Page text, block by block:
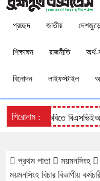
প্রচ্ছদ জাতীয়
শিক্ষাঙ্গন রাজনীতি অর্থ-
বিনোদন লাইফস্টাইল
শিরোনাম :বাকৃবিতে
প্রথম পাতা
ময়মনসিংহ
ময়মনসিংহ বিচার বিভাগীয়